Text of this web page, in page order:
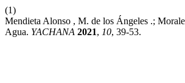
(1)
Mendieta Alonso , M. de los Ángeles .;
Agua. YACHANA 2021, 10, 39-53.